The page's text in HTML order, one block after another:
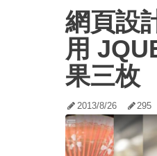
網頁設
用
果三枚
2013/8/26 295